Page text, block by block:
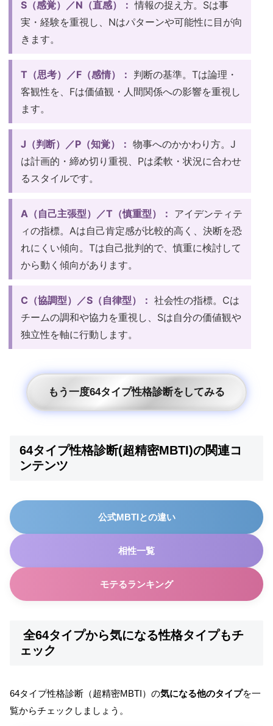
S（感覚）／N（直感）： 情報の捉え方。Sは事
実・経験を重視し、Nはパターンや可能性に目が向
きます。
T（思考）／F（感情）： 判断の基準。Tは論理・
客観性を、Fは価値観・人間関係への影響を重視し
ます。
J（判断）／P（知覚）： 物事へのかかわり方。J
は計画的・締め切り重視、Pは柔軟・状況に合わせ
るスタイルです。
A（自己主張型）／T（慎重型）： アイデンティテ
ィの指標。Aは自己肯定感が比較的高く、決断を恐
れにくい傾向。Tは自己批判的で、慎重に検討して
から動く傾向があります。
C（協調型）／S（自律型）： 社会性の指標。Cは
チームの調和や協力を重視し、Sは自分の価値観や
独立性を軸に行動します。
もう一度64タイプ性格診断をしてみる
64タイプ性格診断(超精密MBTI)の関連コ
ンテンツ
公式MBTIとの違い
相性一覧
モテるランキング
全64タイプから気になる性格タイプもチ
ェック
64タイプ性格診断（超精密MBTI）の気になる他のタイプを一
覧からチェックしましょう。